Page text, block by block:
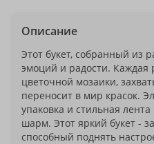
Описание
Этот букет, собранный из
эмоций и радости. Каждая
цветочной мозаики,
переносит в мир красок.
упаковка и стильная
шарм. Этот яркий букет -
способный поднять